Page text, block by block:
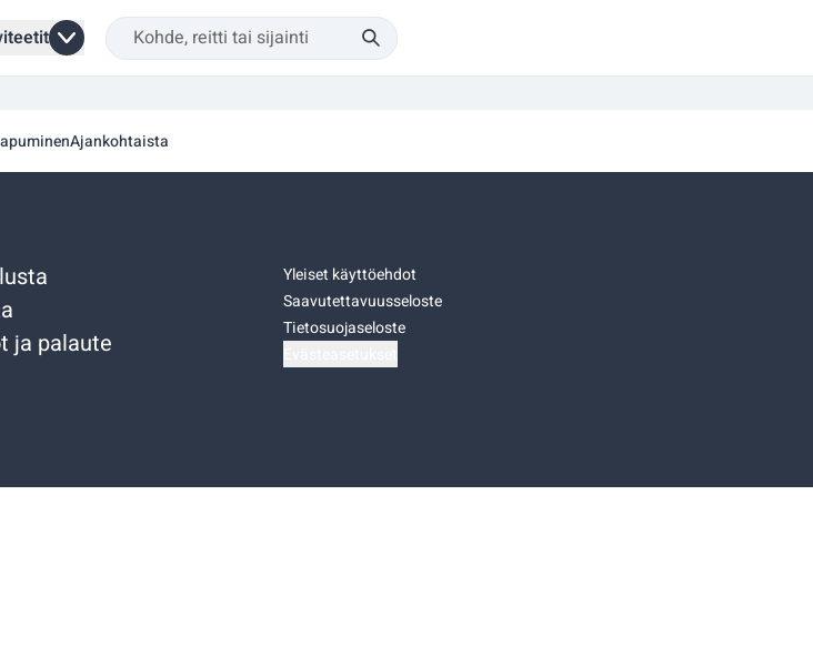
Ajankohtaista
ja palaute
Yleiset käyttöehdot
Saavutettavuusseloste
Tietosuojaseloste